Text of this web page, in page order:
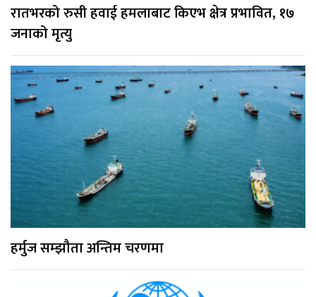
रातभरको रुसी हवाई हमलाबाट किएभ क्षेत्र प्रभावित, १७
जनाको मृत्यु
हर्मुज सम्झौता अन्तिम चरणमा